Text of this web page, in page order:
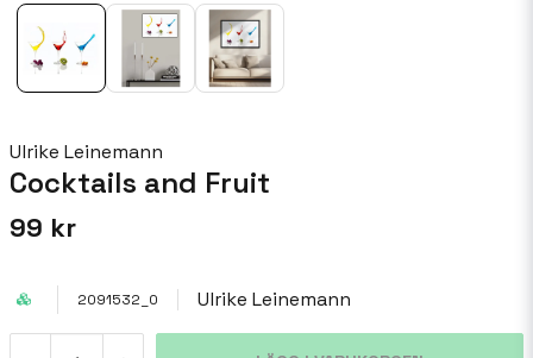
Ulrike Leinemann
Cocktails and Fruit
99 kr
2091532_0 Ulrike Leinemann